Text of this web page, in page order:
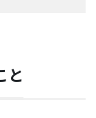
と